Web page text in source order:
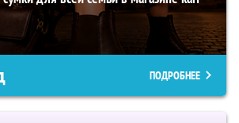
ПОДРОБНЕЕ